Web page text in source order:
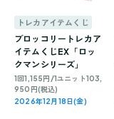
トレカアイテムくじ
ブロッコリートレカア
イテムくじEX「ロッ
クマンシリーズ」
1回1,155円/1ユニット103,
950円(税込)
2026年12月18日(金)